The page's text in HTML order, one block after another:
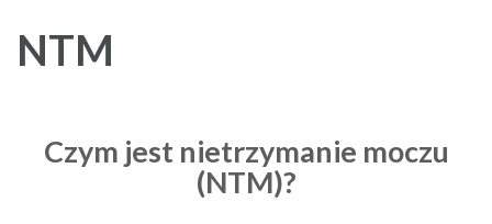
NTM
Czym jest nietrzymanie moczu
(NTM)?